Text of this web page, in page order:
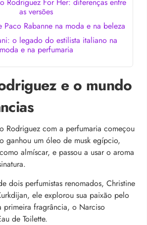
as versões
Paco Rabanne na moda e na beleza
o legado do estilista italiano na
moda e na perfumaria
e o mundo
Rodriguez com a perfumaria começou
ganhou um óleo de musk egípcio,
almíscar, e passou a usar o aroma
dois perfumistas renomados, Christine
ele explorou sua paixão pelo
primeira fragrância, o Narciso
de Toilette.